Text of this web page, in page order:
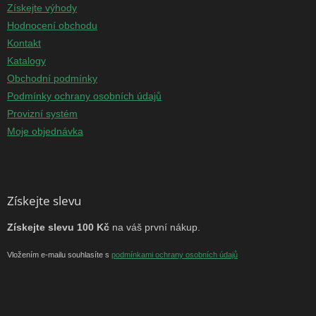
Získejte výhody
Hodnocení obchodu
Kontakt
Katalogy
Obchodní podmínky
Podmínky ochrany osobních údajů
Provizní systém
Moje objednávka
Získejte slevu
Získejte slevu 100 Kč na váš první nákup.
Vložením e-mailu souhlasíte s podmínkami ochrany osobních údajů